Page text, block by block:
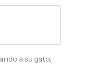
a su gato,